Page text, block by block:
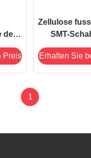
des
Preis
Zellulose
SMT-
Erhalten Sie
1